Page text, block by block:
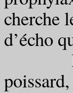
cherche
d’écho